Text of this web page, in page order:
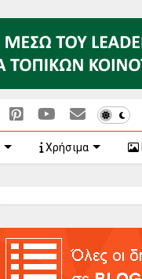
Χρήσιμα